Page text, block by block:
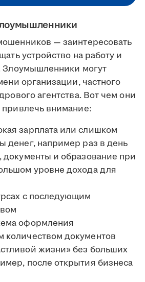
— заинтересовать
устройство на работу и
Злоумышленники могут
организации, частного
агентства. Вот чем они
внимание:
зарплата или слишком
денег, например раз в день
и образование при
уровне дохода для
с последующим
оформления
документов
жизни» без больших
после открытия бизнеса